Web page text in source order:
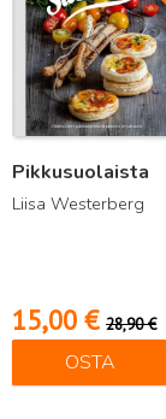
Pikkusuolaista
Liisa Westerberg
15,00 € 28,90€
OSTA